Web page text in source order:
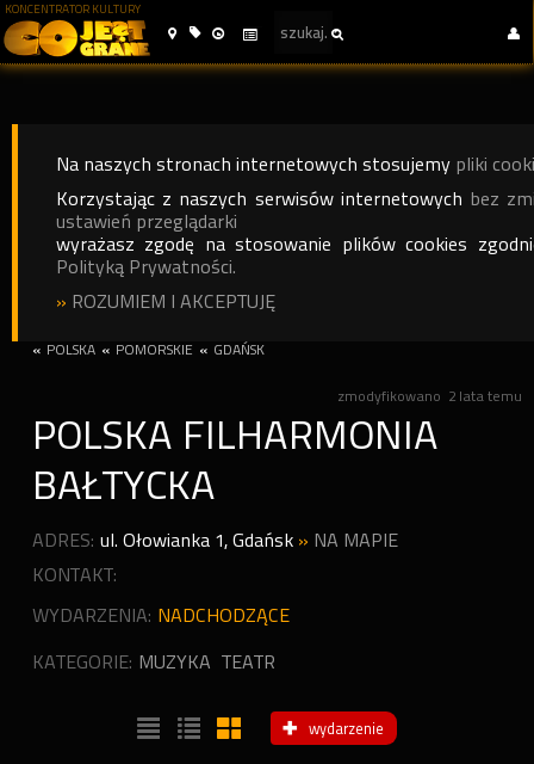
KONCENTRATOR KULTURY
Na naszych stronach internetowych stosujemy pliki
Korzystając z naszych serwisów internetowych bez
ustawień przeglądarki
wyrażasz zgodę na stosowanie plików cookies
Polityką Prywatności.
» ROZUMIEM I AKCEPTUJĘ
« POLSKA « POMORSKIE « GDAŃSK
zmodyfikowano 2 lata temu
POLSKA FILHARMONIA
BAŁTYCKA
ADRES: ul. Ołowianka 1,Gdańsk » NA MAPIE
KONTAKT:
WYDARZENIA: NADCHODZĄCE
KATEGORIE: MUZYKA TEATR
wydarzenie